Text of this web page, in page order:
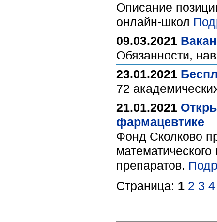
Описание
онлайн-школ
09.03.2021
Обязанности,
23.01.2021
72
21.01.2021
фармацевтике
Фонд Сколково
препаратов.
Страница: 1 2 3 4